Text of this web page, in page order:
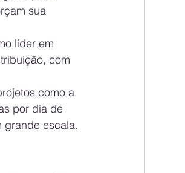
sua
líder em
com
como a
por dia de
grande escala.